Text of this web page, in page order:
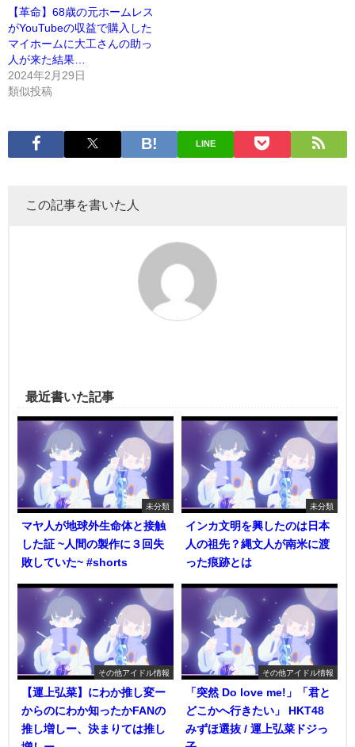
【革命】68歳の元ホームレス
がYouTubeの収益で購入した
マイホームに大工さんの助っ
人が来た結果…
2024年2月29日
類似投稿
LINE
この記事を書いた人
最近書いた記事
未分類
マヤ人が地球外生命体と接触
した証 ~人間の製作に３回失
敗していた~ #shorts
未分類
インカ文明を興したのは日本
人の祖先？縄文人が南米に渡
った痕跡とは
その他アイドル情報
【運上弘菜】にわか推し変ー
からのにわか知ったかFANの
推し増しー、決まりては推し
その他アイドル情報
「突然 Do love me!」「君と
どこかへ行きたい」 HKT48
みずほ選抜 / 運上弘菜ドジっ